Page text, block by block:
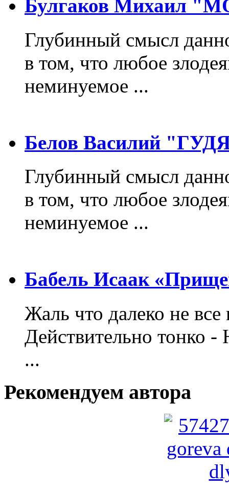
Булгаков Михаил
Глубинный смысл
в том, что любое
неминуемое ...
Белов Василий
Глубинный смысл
в том, что любое
неминуемое ...
Бабель Исаак
Жаль что далеко не
Действительно тонко
...
Рекомендуем автора